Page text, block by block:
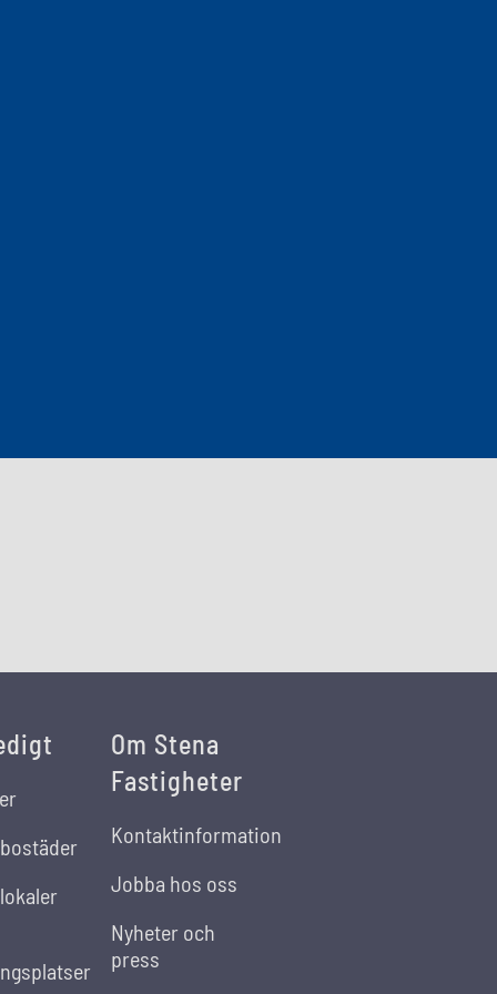
Om Stena
Fastigheter
Kontaktinformation
Jobba hos oss
Nyheter och
press